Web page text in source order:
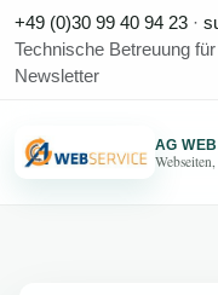
+49 (0)30 99 40 94 23 ·
Technische Betreuung
Newsletter
AG